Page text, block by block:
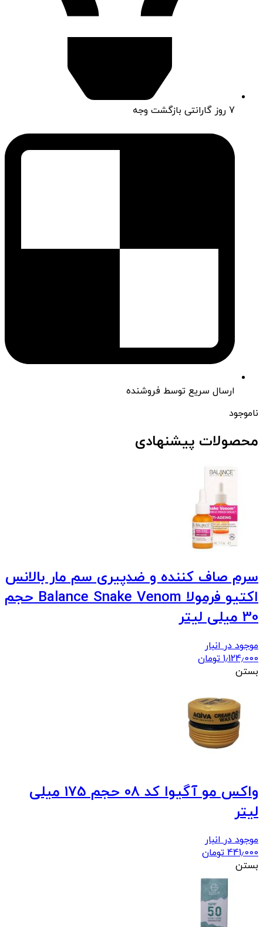
7 روز گارانتی بازگشت وجه
ارسال سریع توسط فروشنده
ناموجود
محصولات پیشنهادی
سرم صاف کننده و ضدپیری سم مار بالانس
اکتیو فرمولا Balance Snake Venom حجم
30 میلی لیتر
موجود در انبار
1٫124٫000 تومان
بستن
واکس مو آگیوا کد 08 حجم 175 میلی
لیتر
موجود در انبار
441٫000 تومان
بستن